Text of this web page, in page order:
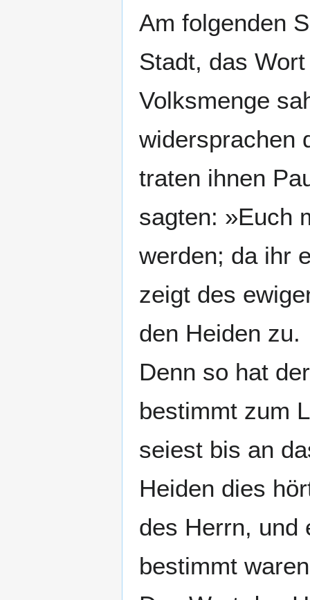
Am folgenden
Stadt, das
Volksmenge
widersprachen
traten ihnen
sagten: »Euch
werden; da ihr
zeigt des
den Heiden zu.
Denn so hat
bestimmt zum
seiest bis an
Heiden dies
des Herrn, und
bestimmt